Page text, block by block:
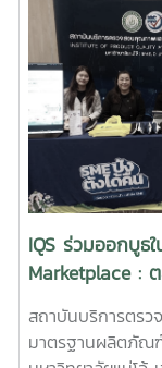
IQS ร่วมออกบูธ
Marketplace :
ทางธุรกิจเพื่อ
เชียงใหม่
สถาบันบริการตร
มาตรฐานผลิตภัณ